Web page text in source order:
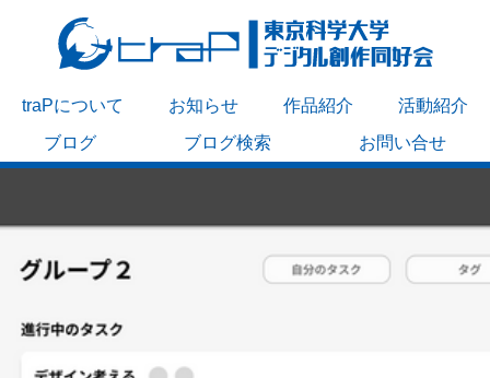
traPについて お知らせ 作品紹介
活動紹介
ブログ
ブログ検索 お問い合せ